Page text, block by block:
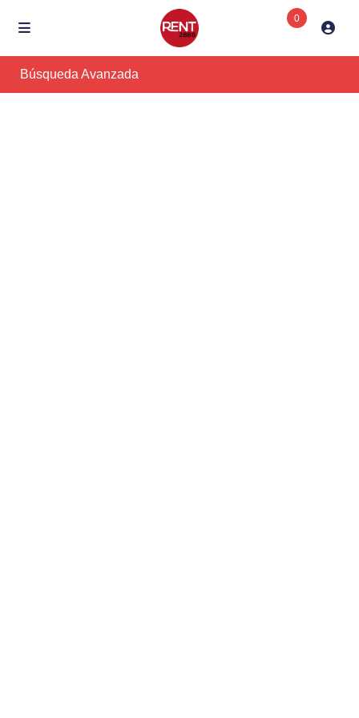
0
Búsqueda Avanzada